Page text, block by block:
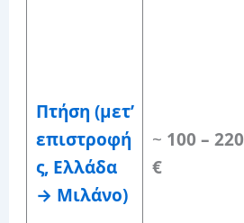
Πτήση (μετ’
επιστροφή
ς, Ελλάδα
→ Μιλάνο)
~ 100 – 220
€